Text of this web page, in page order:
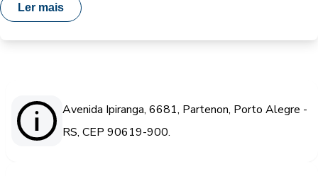
Ler mais
Avenida Ipiranga, 6681, Partenon, Porto Alegre -
RS, CEP 90619-900.